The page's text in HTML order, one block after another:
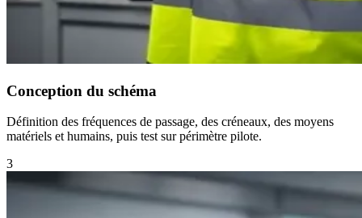
Conception du schéma
Définition des fréquences de passage, des créneaux, des moyens
matériels et humains, puis test sur périmètre pilote.
3